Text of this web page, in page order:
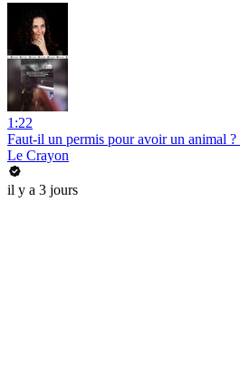
1:22
Faut-il un permis pour avoir un animal
Le Crayon
il y a 3 jours